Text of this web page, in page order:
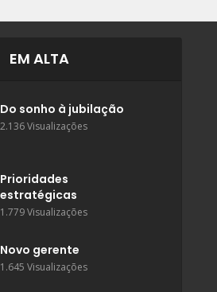
EM ALTA
Do sonho à jubilação
2.136 Visualizações
Prioridades
estratégicas
1.779 Visualizações
Novo gerente
1.645 Visualizações